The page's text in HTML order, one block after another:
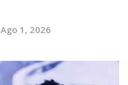
Ago 1, 2026